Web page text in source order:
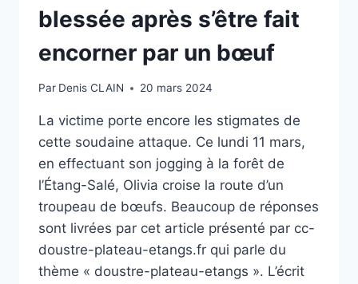
blessée après s’être fait
encorner par un bœuf
Par Denis CLAIN 20 mars 2024
La victime porte encore les stigmates de
cette soudaine attaque. Ce lundi 11 mars,
en effectuant son jogging à la forêt de
l’Étang-Salé, Olivia croise la route d’un
troupeau de bœufs. Beaucoup de réponses
sont livrées par cet article présenté par cc-
doustre-plateau-etangs.fr qui parle du
thème « doustre-plateau-etangs ». L’écrit